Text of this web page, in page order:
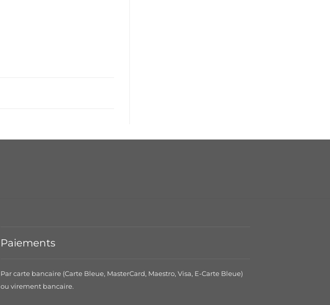
Paiements
Par carte bancaire (Carte Bleue, MasterCard, Maestro, Visa, E-Carte Bleue)
ou virement bancaire.